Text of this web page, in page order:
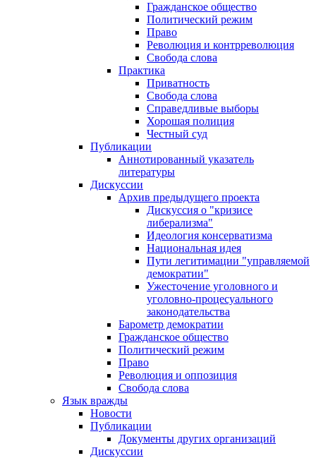
Гражданское общество
Политический режим
Право
Революция и контрреволюция
Свобода слова
Практика
Приватность
Свобода слова
Справедливые выборы
Хорошая полиция
Честный суд
Публикации
Аннотированный указатель
литературы
Дискуссии
Архив предыдущего проекта
Дискуссия о "кризисе
либерализма"
Идеология консерватизма
Национальная идея
Пути легитимации "управляемой
демократии"
Ужесточение уголовного и
уголовно-процесуального
законодательства
Барометр демократии
Гражданское общество
Политический режим
Право
Революция и оппозиция
Свобода слова
Язык вражды
Новости
Публикации
Документы других организаций
Дискуссии